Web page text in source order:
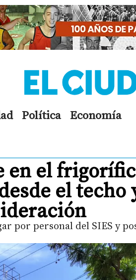
Política Economía
en el
el techo
por personal del SIES y